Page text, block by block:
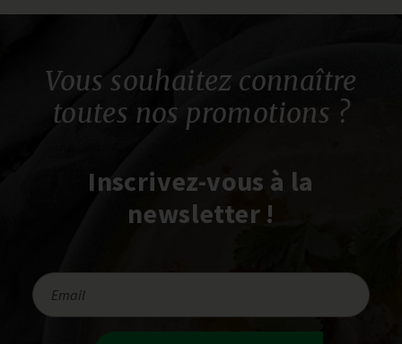
Vous souhaitez connaître
toutes nos promotions ?
Inscrivez-vous à la
newsletter !